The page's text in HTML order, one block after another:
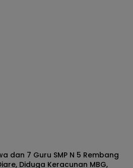
dan 7 Guru SMP N 5 Rembang
Diduga Keracunan MBG,